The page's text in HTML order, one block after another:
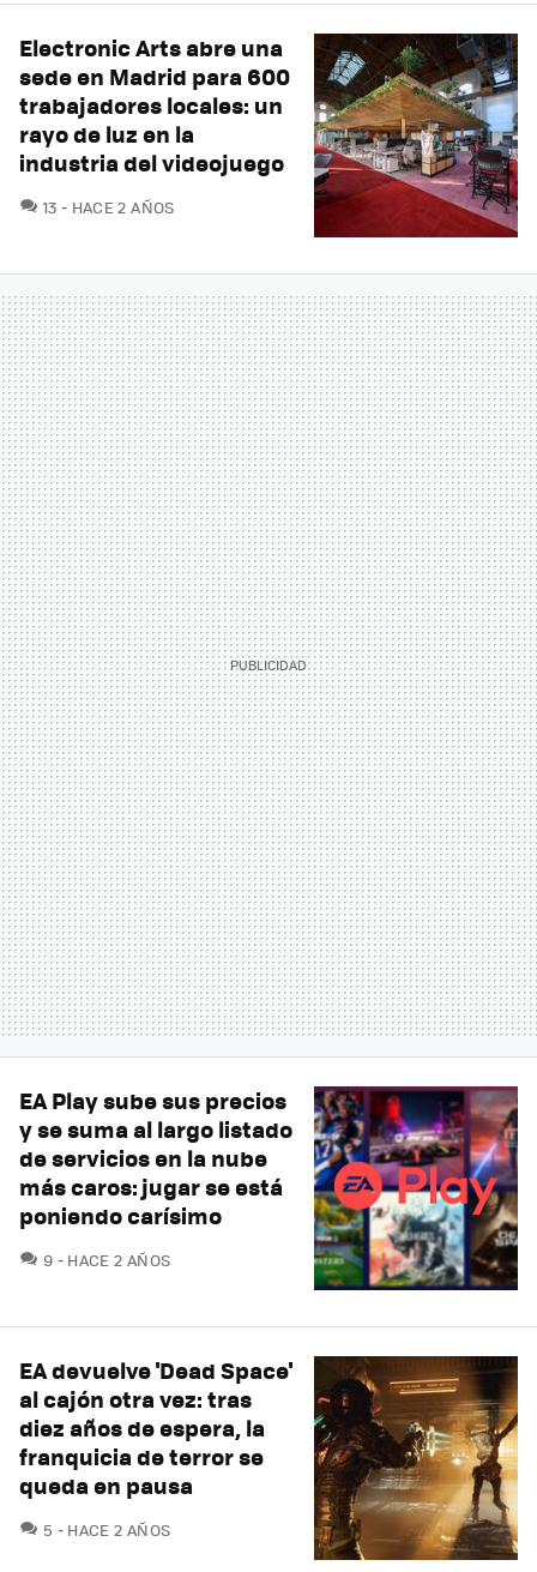
Electronic Arts abre una
sede en Madrid para 600
trabajadores locales: un
rayo de luz en la
industria del videojuego
13 COMENTARIOS
HACE 2 AÑOS
EA Play sube sus precios
y se suma al largo listado
de servicios en la nube
más caros: jugar se está
poniendo carísimo
9 COMENTARIOS
HACE 2 AÑOS
EA devuelve 'Dead Space'
al cajón otra vez: tras
diez años de espera, la
franquicia de terror se
queda en pausa
5 COMENTARIOS
HACE 2 AÑOS